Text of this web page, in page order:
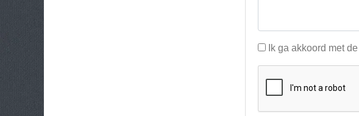
Ik ga akkoord met de